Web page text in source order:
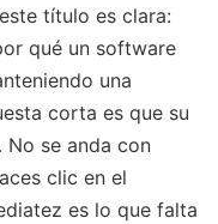
título es clara:
qué un software
una
corta es que su
se anda con
clic en el
es lo que falta